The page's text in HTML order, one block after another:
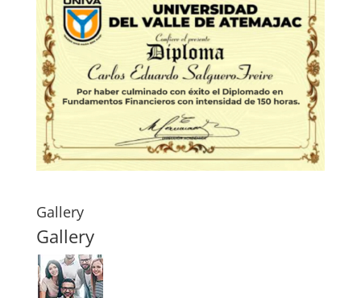
Gallery
Gallery